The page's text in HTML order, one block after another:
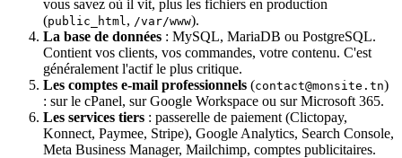
vous savez où il vit, plus les fichiers en production
(public_html , /var/www).
La base de données : MySQL, MariaDB ou PostgreSQL.
Contient vos clients, vos commandes, votre contenu. C'est
généralement l'actif le plus critique.
Les comptes e-mail professionnels (contact@monsite.tn)
: sur le cPanel, sur Google Workspace ou sur Microsoft 365.
Les services tiers : passerelle de paiement (Clictopay,
Konnect, Paymee, Stripe), Google Analytics, Search Console,
Meta Business Manager, Mailchimp, comptes publicitaires.